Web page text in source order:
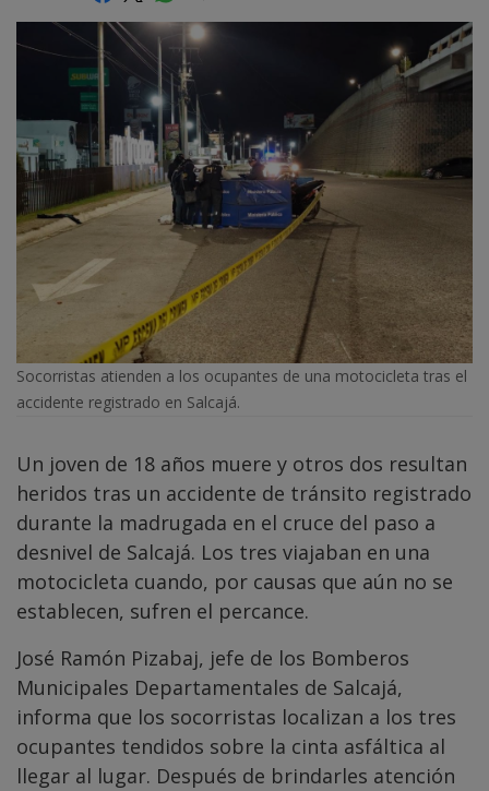
Socorristas atienden a los ocupantes de una motocicleta tras el
accidente registrado en Salcajá.
Un joven de 18 años muere y otros dos resultan
heridos tras un accidente de tránsito registrado
durante la madrugada en el cruce del paso a
desnivel de Salcajá. Los tres viajaban en una
motocicleta cuando, por causas que aún no se
establecen, sufren el percance.
José Ramón Pizabaj, jefe de los Bomberos
Municipales Departamentales de Salcajá,
informa que los socorristas localizan a los tres
ocupantes tendidos sobre la cinta asfáltica al
llegar al lugar. Después de brindarles atención